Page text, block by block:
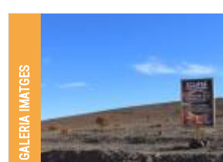
GALERIA IMATGES